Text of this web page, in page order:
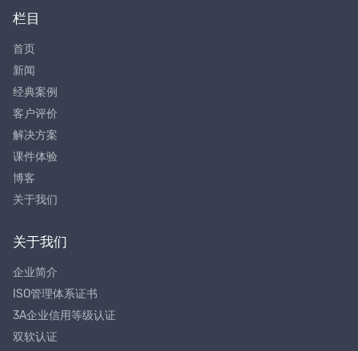
栏目
首页
新闻
经典案例
客户评价
解决方案
课件体验
博客
关于我们
关于我们
企业简介
ISO管理体系证书
3A企业信用等级认证
双软认证